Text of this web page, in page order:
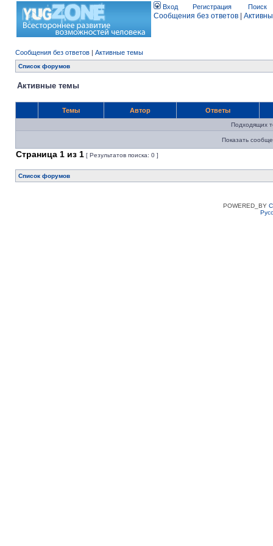
Вход Регистрация Поиск
Сообщения без ответов
Сообщения без ответов | Активные темы
Список форумов
Активные темы
Темы Автор Ответы
Подходящих
Показать
Страница 1 из 1 [ Результатов поиска: 0 ]
Список форумов
POWERED_BY